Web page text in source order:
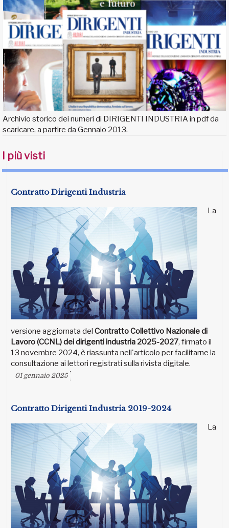
Archivio storico dei numeri di DIRIGENTI INDUSTRIA in pdf da
scaricare, a partire da Gennaio 2013.
I più visti
Contratto Dirigenti Industria
La
versione aggiornata del Contratto Collettivo Nazionale di
Lavoro (CCNL) dei dirigenti industria 2025-2027, firmato il
13 novembre 2024, è riassunta nell'articolo per facilitarne la
consultazione ai lettori registrati sulla rivista digitale.
01 gennaio 2025
Contratto Dirigenti Industria 2019-2024
La